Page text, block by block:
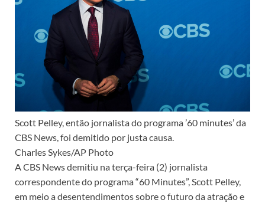
Scott Pelley, então jornalista do programa ’60 minutes’ da
CBS News, foi demitido por justa causa.
Charles Sykes/AP Photo
A CBS News demitiu na terça-feira (2) jornalista
correspondente do programa “60 Minutes”, Scott Pelley,
em meio a desentendimentos sobre o futuro da atração e